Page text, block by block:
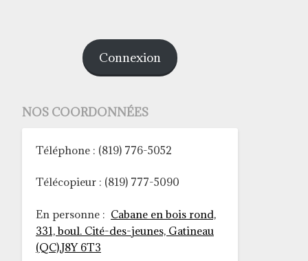
Connexion
NOS COORDONNÉES
Téléphone : (819) 776-5052
Télécopieur : (819) 777-5090
En personne : Cabane en bois rond,
331, boul. Cité-des-jeunes, Gatineau
(QC),J8Y 6T3